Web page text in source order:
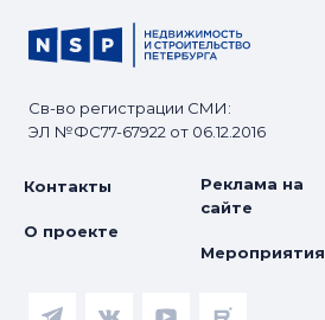
Св-во регистрации СМИ:
ЭЛ №ФС77-67922 от 06.12.2016
Контакты
О проекте
Реклама на
сайте
Мероприятия